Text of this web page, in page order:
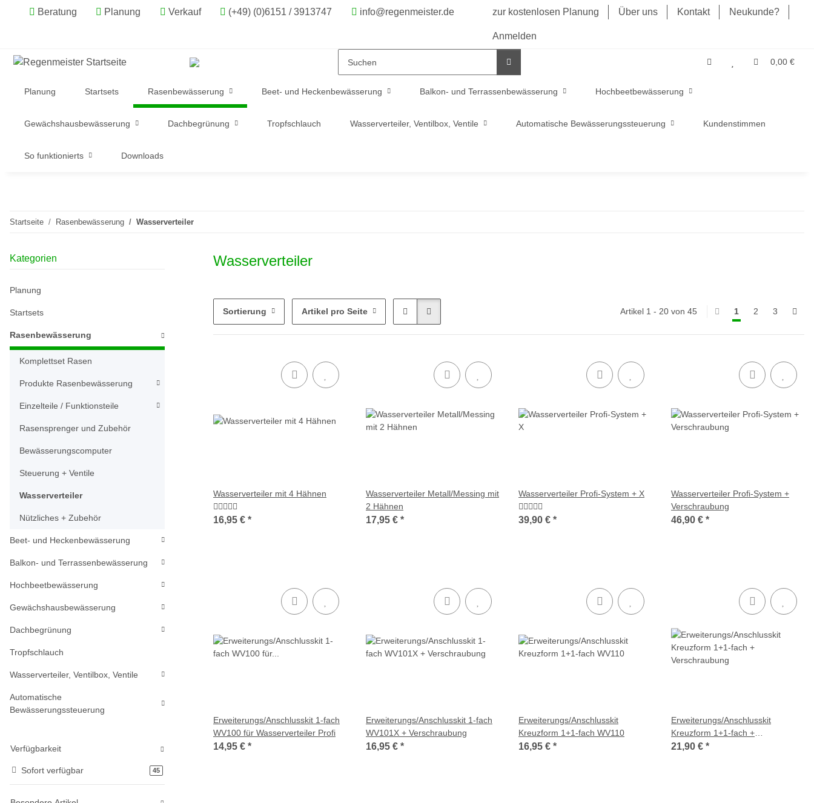
Beratung Planung Verkauf (+49) (0)6151 / 3913747 info@regenmeister.de zur kostenlosen Planung Über uns Kontakt Neukunde?
Anmelden
0,00 €
Planung Startsets Rasenbewässerung Beet- und Heckenbewässerung Balkon- und Terrassenbewässerung Hochbeetbewässerung
Gewächshausbewässerung Dachbegrünung Tropfschlauch Wasserverteiler, Ventilbox, Ventile Automatische Bewässerungssteuerung Kundenstimmen
So funktionierts Downloads
Startseite Rasenbewässerung Wasserverteiler
Wasserverteiler
Sortierung Artikel pro Seite Artikel 1 - 20 von 45 1 2 3
Wasserverteiler mit 4 Hähnen
16,95 € *
Wasserverteiler Metall/Messing mit
2 Hähnen
17,95 € *
Wasserverteiler Profi-System + X
39,90 € *
Wasserverteiler Profi-System +
Verschraubung
46,90 € *
Erweiterungs/Anschlusskit 1-fach
WV100 für Wasserverteiler Profi
14,95 € *
Erweiterungs/Anschlusskit 1-fach
WV101X + Verschraubung
16,95 € *
Erweiterungs/Anschlusskit
Kreuzform 1+1-fach WV110
16,95 € *
Erweiterungs/Anschlusskit
Kreuzform 1+1-fach +
Verschraubung
21,90 € *
Kategorien
Planung
Startsets
Rasenbewässerung
Komplettset Rasen
Produkte Rasenbewässerung
Einzelteile / Funktionsteile
Rasensprenger und Zubehör
Bewässerungscomputer
Steuerung + Ventile
Wasserverteiler
Nützliches + Zubehör
Beet- und Heckenbewässerung
Balkon- und Terrassenbewässerung
Hochbeetbewässerung
Gewächshausbewässerung
Dachbegrünung
Tropfschlauch
Wasserverteiler, Ventilbox, Ventile
Automatische
Bewässerungssteuerung
Verfügbarkeit
Sofort verfügbar 45Artikel gefunden